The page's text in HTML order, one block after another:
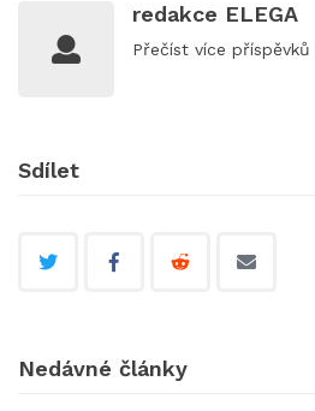
redakce ELEGA
Přečíst více příspěvků
Sdílet
Nedávné články